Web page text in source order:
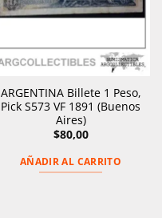
ARGENTINA Billete 1 Peso,
Pick S573 VF 1891 (Buenos
Aires)
$80,00
AÑADIR AL CARRITO